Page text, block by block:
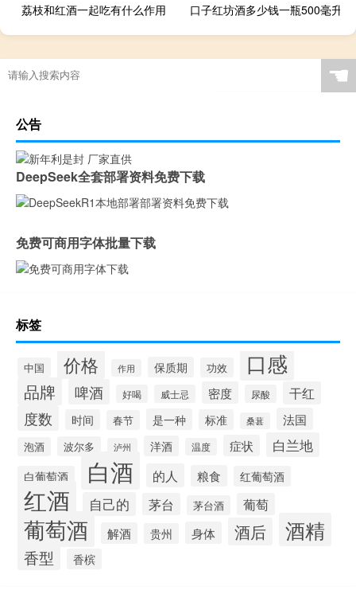
荔枝和红酒一起吃有什么作用
口子红坊酒多少钱一瓶500毫升
☚
公告
DeepSeek全套部署资料免费下载
免费可商用字体批量下载
标签
中国 价格 作用 保质期 功效 口感
品牌 啤酒 好喝 威士忌 密度 尿酸 干红
度数 时间 春节 是一种 标准 桑葚 法国
泡酒 波尔多 泸州 洋酒 温度 症状 白兰地
白葡萄酒 白酒 的人 粮食 红葡萄酒
红酒 自己的 茅台 茅台酒 葡萄
葡萄酒 解酒 贵州 身体 酒后 酒精
香型 香槟